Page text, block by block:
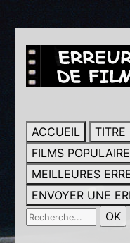
ACCUEIL TITRE
FILMS
MEILLEURES
ENVOYER UNE